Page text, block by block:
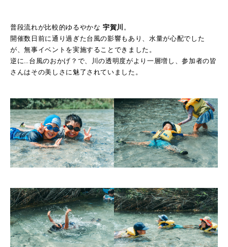
普段流れが比較的ゆるやかな 宇賀川 。
開催数日前に通り過ぎた台風の影響もあり、水量が心配でした
が、無事イベントを実施することできました。
逆に…台風のおかげ？で、川の透明度がより一層増し、参加者の皆
さんはその美しさに魅了されていました。